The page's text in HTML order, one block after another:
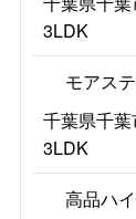
3LDK
モアス
千葉県千
3LDK
高品ハ